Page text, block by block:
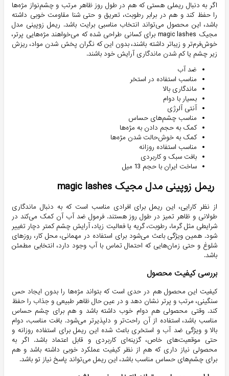
اگر به دنبال ریملی هستی که هم در طول روز ظاهر مرتب و چشم‌نواز مژه‌ها
را حفظ کند و هم در برابر رطوبت، تعریق و حتی شنا مقاومت خوبی داشته
باشد، این محصول می‌تواند انتخاب مناسبی برایت باشد. ریمل زوپینی مدل
مجیک magic lashes برای کسانی طراحی شده که می‌خواهند مژه‌هایی پرتر،
خوش‌فرم‌تر و زیباتر داشته باشند، بدون این که نگران پخش شدن مواد، ریزش
زیر چشم یا کم شدن ماندگاری آرایش خود باشند.
ضد آب
مناسب استفاده در استخر
ماندگاری بالا
بسیار با دوام
آنتی آلرژی
مناسب چشم‌های حساس
کمک به حجم دادن به مژه‌ها
کمک به خوش‌حالت شدن مژه‌ها
مناسب استفاده روزانه
بافت سبک و کاربردی
ساخت ایران با حجم 13 میل
ریمل زوپینی مدل مجیک magic lashes
از نظر کارایی، این ریمل برای افرادی مناسب است که به دنبال ماندگاری
طولانی و ظاهر تمیز در طول روز هستند. فرمول ضد آب آن کمک می‌کند در
شرایطی مثل گرما، رطوبت، گریه یا فعالیت زیاد، آرایش چشم کمتر دچار تغییر
شود. همین ویژگی باعث می‌شود برای استفاده در مهمانی، محل کار، روزهای
شلوغ و حتی زمان‌هایی که احتمال تماس با آب وجود دارد، انتخابی مطمئن
باشد.
بررسی کیفیت محصول
کیفیت این محصول هم در حدی است که بتواند مژه‌ها را بدون ایجاد حس
سنگینی، مرتب و پرتر نشان دهد و در عین حال ظاهر طبیعی و جذاب را حفظ
کند. وقتی محصولی هم دوام خوب داشته باشد و هم برای چشم حساس
مناسب باشد، استفاده از آن راحت‌تر و دلپذیرتر می‌شود. بافت مناسب، دوام
بالا و ویژگی ضد آب و استخری باعث شده این ریمل برای استفاده روزانه و
حتی موقعیت‌های خاص، گزینه‌ای کاربردی و قابل اعتماد باشد. اگر به
محصولی نیاز داری که هم از نظر کیفیت عملکرد خوبی داشته باشد و هم
برای چشم‌های حساس مناسب باشد، این ریمل می‌تواند پاسخ نیاز تو باشد.